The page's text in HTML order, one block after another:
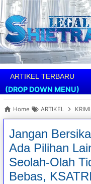
(DROP DOWN MENU)
Home ARTIKEL
Jangan
Ada Pilihan
Seolah-Olah
Bebas,